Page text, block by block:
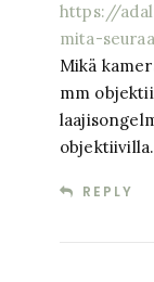
https://
mita-
Mikä
mm
objektiivilla.
REPLY